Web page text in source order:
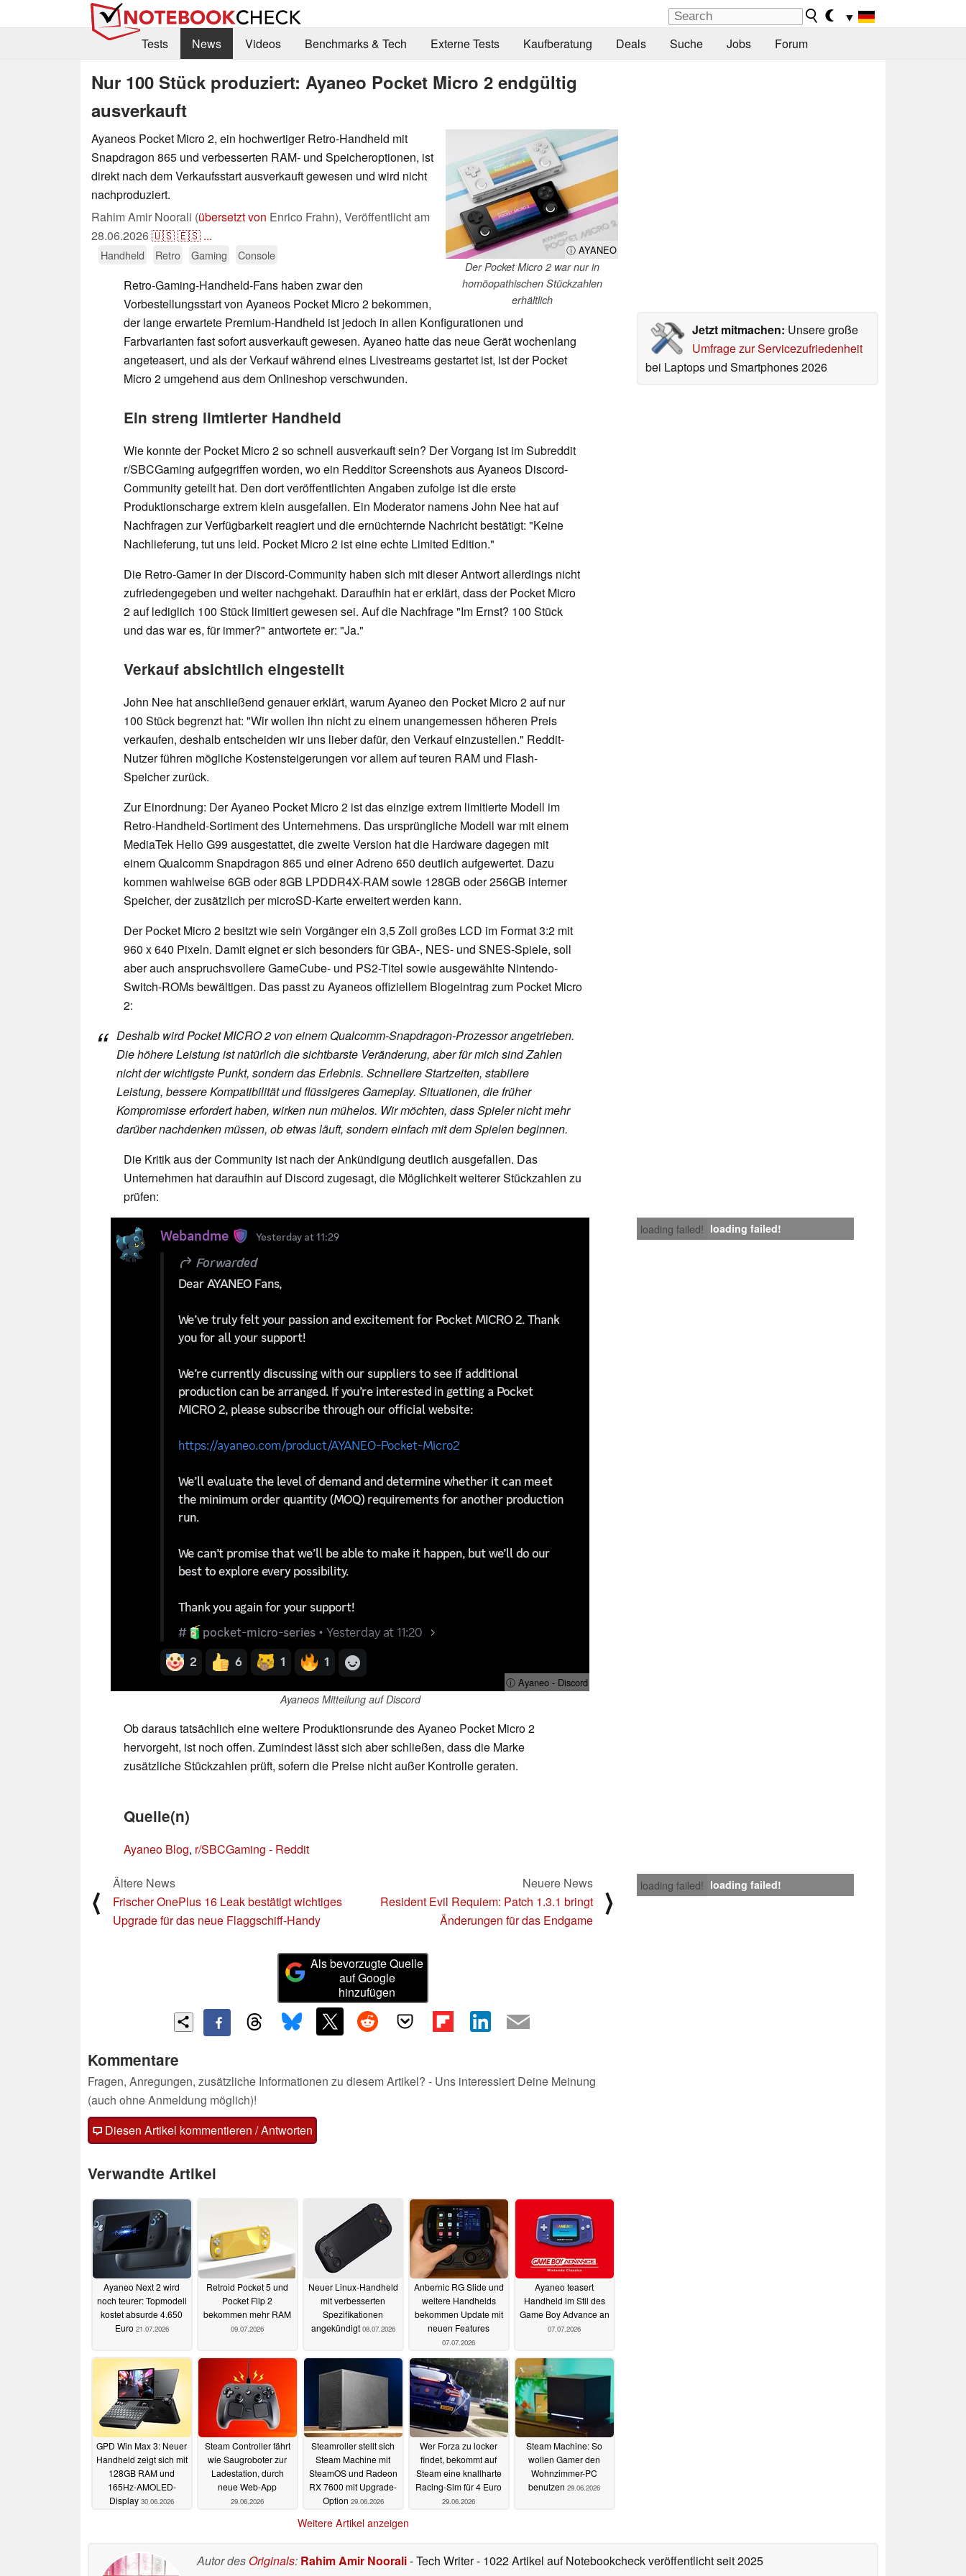
▼
Tests
News Videos Benchmarks & Tech Externe Tests Kaufberatung Deals Suche Jobs Forum
Nur 100 Stück produziert: Ayaneo Pocket Micro 2 endgültig
ausverkauft
ⓘ AYANEO
Der Pocket Micro 2 war nur in
homöopathischen Stückzahlen
erhältlich
Ayaneos Pocket Micro 2, ein hochwertiger Retro-Handheld mit
Snapdragon 865 und verbesserten RAM- und Speicheroptionen, ist
direkt nach dem Verkaufsstart ausverkauft gewesen und wird nicht
nachproduziert.
Rahim Amir Noorali (übersetzt von Enrico Frahn), Veröffentlicht am
28.06.2026🇺🇸🇪🇸 ...
Handheld Retro Gaming Console
Jetzt mitmachen: Unsere große
Umfrage zur Servicezufriedenheit
bei Laptops und Smartphones 2026
Retro-Gaming-Handheld-Fans haben zwar den
Vorbestellungsstart von Ayaneos Pocket Micro 2 bekommen,
der lange erwartete Premium-Handheld ist jedoch in allen Konfigurationen und
Farbvarianten fast sofort ausverkauft gewesen. Ayaneo hatte das neue Gerät wochenlang
angeteasert, und als der Verkauf während eines Livestreams gestartet ist, ist der Pocket
Micro 2 umgehend aus dem Onlineshop verschwunden.
Ein streng limtierter Handheld
Wie konnte der Pocket Micro 2 so schnell ausverkauft sein? Der Vorgang ist im Subreddit
r/SBCGaming aufgegriffen worden, wo ein Redditor Screenshots aus Ayaneos Discord-
Community geteilt hat. Den dort veröffentlichten Angaben zufolge ist die erste
Produktionscharge extrem klein ausgefallen. Ein Moderator namens John Nee hat auf
Nachfragen zur Verfügbarkeit reagiert und die ernüchternde Nachricht bestätigt: "Keine
Nachlieferung, tut uns leid. Pocket Micro 2 ist eine echte Limited Edition."
Die Retro-Gamer in der Discord-Community haben sich mit dieser Antwort allerdings nicht
zufriedengegeben und weiter nachgehakt. Daraufhin hat er erklärt, dass der Pocket Micro
2 auf lediglich 100 Stück limitiert gewesen sei. Auf die Nachfrage "Im Ernst? 100 Stück
und das war es, für immer?" antwortete er: "Ja."
Verkauf absichtlich eingestellt
John Nee hat anschließend genauer erklärt, warum Ayaneo den Pocket Micro 2 auf nur
100 Stück begrenzt hat: "Wir wollen ihn nicht zu einem unangemessen höheren Preis
verkaufen, deshalb entscheiden wir uns lieber dafür, den Verkauf einzustellen." Reddit-
Nutzer führen mögliche Kostensteigerungen vor allem auf teuren RAM und Flash-
Speicher zurück.
Zur Einordnung: Der Ayaneo Pocket Micro 2 ist das einzige extrem limitierte Modell im
Retro-Handheld-Sortiment des Unternehmens. Das ursprüngliche Modell war mit einem
MediaTek Helio G99 ausgestattet, die zweite Version hat die Hardware dagegen mit
einem Qualcomm Snapdragon 865 und einer Adreno 650 deutlich aufgewertet. Dazu
kommen wahlweise 6GB oder 8GB LPDDR4X-RAM sowie 128GB oder 256GB interner
Speicher, der zusätzlich per microSD-Karte erweitert werden kann.
Der Pocket Micro 2 besitzt wie sein Vorgänger ein 3,5 Zoll großes LCD im Format 3:2 mit
960 x 640 Pixeln. Damit eignet er sich besonders für GBA-, NES- und SNES-Spiele, soll
aber auch anspruchsvollere GameCube- und PS2-Titel sowie ausgewählte Nintendo-
Switch-ROMs bewältigen. Das passt zu Ayaneos offiziellem Blogeintrag zum Pocket Micro
2:
Deshalb wird Pocket MICRO 2 von einem Qualcomm-Snapdragon-Prozessor angetrieben.
Die höhere Leistung ist natürlich die sichtbarste Veränderung, aber für mich sind Zahlen
nicht der wichtigste Punkt, sondern das Erlebnis. Schnellere Startzeiten, stabilere
Leistung, bessere Kompatibilität und flüssigeres Gameplay. Situationen, die früher
Kompromisse erfordert haben, wirken nun mühelos. Wir möchten, dass Spieler nicht mehr
darüber nachdenken müssen, ob etwas läuft, sondern einfach mit dem Spielen beginnen.
Die Kritik aus der Community ist nach der Ankündigung deutlich ausgefallen. Das
Unternehmen hat daraufhin auf Discord zugesagt, die Möglichkeit weiterer Stückzahlen zu
prüfen:
loading failed! loading failed!
ⓘ Ayaneo - Discord
Ayaneos Mitteilung auf Discord
Ob daraus tatsächlich eine weitere Produktionsrunde des Ayaneo Pocket Micro 2
hervorgeht, ist noch offen. Zumindest lässt sich aber schließen, dass die Marke
zusätzliche Stückzahlen prüft, sofern die Preise nicht außer Kontrolle geraten.
Quelle(n)
Ayaneo Blog, r/SBCGaming - Reddit
loading failed! loading failed!
⟨
Ältere News
Frischer OnePlus 16 Leak bestätigt wichtiges
Upgrade für das neue Flaggschiff-Handy
Neuere News
Resident Evil Requiem: Patch 1.3.1 bringt
Änderungen für das Endgame
⟩
Als bevorzugte Quelle
auf Google
hinzufügen
Kommentare
Fragen, Anregungen, zusätzliche Informationen zu diesem Artikel? - Uns interessiert Deine Meinung
(auch ohne Anmeldung möglich)!
Diesen Artikel kommentieren / Antworten
Verwandte Artikel
Ayaneo Next 2 wird
noch teurer: Topmodell
kostet absurde 4.650
Euro 21.07.2026
Retroid Pocket 5 und
Pocket Flip 2
bekommen mehr RAM
09.07.2026
Neuer Linux-Handheld
mit verbesserten
Spezifikationen
angekündigt 08.07.2026
Anbernic RG Slide und
weitere Handhelds
bekommen Update mit
neuen Features
07.07.2026
Ayaneo teasert
Handheld im Stil des
Game Boy Advance an
07.07.2026
GPD Win Max 3: Neuer
Handheld zeigt sich mit
128GB RAM und
165Hz-AMOLED-
Display 30.06.2026
Steam Controller fährt
wie Saugroboter zur
Ladestation, durch
neue Web-App
29.06.2026
Steamroller stellt sich
Steam Machine mit
SteamOS und Radeon
RX 7600 mit Upgrade-
Option 29.06.2026
Wer Forza zu locker
findet, bekommt auf
Steam eine knallharte
Racing-Sim für 4 Euro
29.06.2026
Steam Machine: So
wollen Gamer den
Wohnzimmer-PC
benutzen 29.06.2026
Weitere Artikel anzeigen
Autor des Originals: Rahim Amir Noorali- Tech Writer- 1022 Artikel auf Notebookcheck veröffentlichtseit 2025